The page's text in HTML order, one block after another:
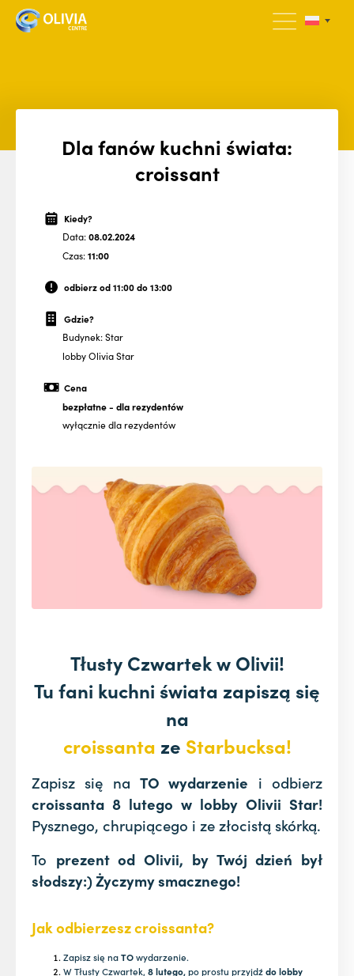
Dla fanów kuchni świata:
croissant
Kiedy?
Data:08.02.2024
Czas:11:00
odbierz od 11:00 do 13:00
Gdzie?
Budynek: Star
lobby Olivia Star
Cena
bezpłatne- dla rezydentów
wyłącznie dla rezydentów
Tłusty Czwartek w Olivii!
Tu fani kuchni świata zapiszą się
na
croissanta ze Starbucksa!
Zapisz się na TO wydarzenie i odbierz
croissanta 8 lutego w lobby Olivii Star!
Pysznego, chrupiącego i ze złocistą skórką.
To prezent od Olivii, by Twój dzień był
słodszy:) Życzymy smacznego!
Jak odbierzesz croissanta?
Zapisz się naTOwydarzenie.
W Tłusty Czwartek, 8 lutego,po prostu przyjdźdo lobby